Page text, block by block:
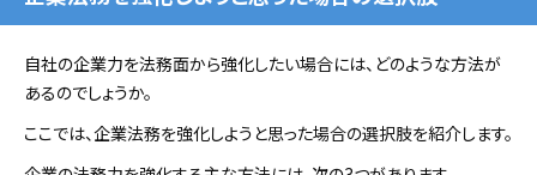
自社の企業力を法務面から強化したい場合には、どのような方法が
あるのでしょうか。
ここでは、企業法務を強化しようと思った場合の選択肢を紹介します。